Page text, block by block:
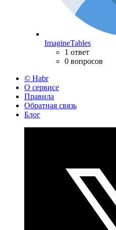
ImagineTables
1 ответ
0 вопросов
© Habr
О сервисе
Правила
Обратная связь
Блог